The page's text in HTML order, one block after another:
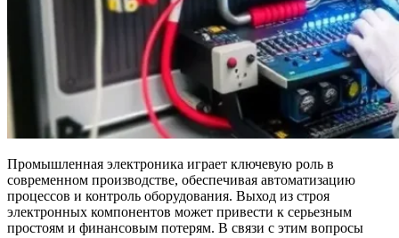
Промышленная электроника играет ключевую роль в
современном производстве, обеспечивая автоматизацию
процессов и контроль оборудования. Выход из строя
электронных компонентов может привести к серьезным
простоям и финансовым потерям. В связи с этим вопросы